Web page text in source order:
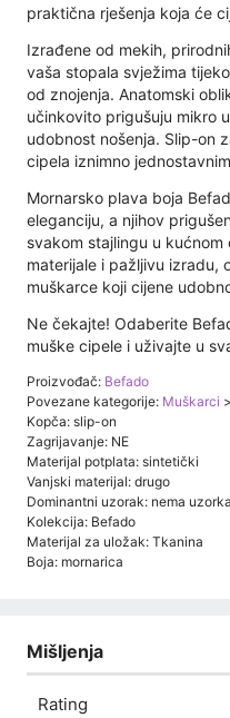
praktična rješenja koja će
Izrađene od mekih,
vaša stopala svježima
od znojenja. Anatomski
učinkovito prigušuju mikro
udobnost nošenja. Slip-on
cipela iznimno
Mornarsko plava boja
eleganciju, a njihov
svakom stajlingu u
materijale i pažljivu izradu,
muškarce koji cijene
Ne čekajte! Odaberite
muške cipele i uživajte u
Proizvođač: Befado
Povezane kategorije: Muškarci >
Kopča: slip-on
Zagrijavanje: NE
Materijal potplata: sintetički
Vanjski materijal: drugo
Dominantni uzorak: nema uzorka
Kolekcija: Befado
Materijal za uložak: Tkanina
Boja: mornarica
Mišljenja
Rating